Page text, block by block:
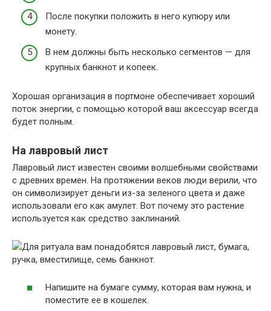
После покупки положить в него купюру или
монету.
В нем должны быть несколько сегментов — для
крупных банкнот и копеек.
Хорошая организация в портмоне обеспечивает хороший
поток энергии, с помощью которой ваш аксессуар всегда
будет полным.
На лавровый лист
Лавровый лист известен своими волшебными свойствами
с древних времен. На протяжении веков люди верили, что
он символизирует деньги из-за зеленого цвета и даже
использовали его как амулет. Вот почему это растение
используется как средство заклинаний.
Для ритуала вам понадобятся лавровый лист, бумага,
ручка, вместилище, семь банкнот.
Напишите на бумаге сумму, которая вам нужна, и
поместите ее в кошелек.